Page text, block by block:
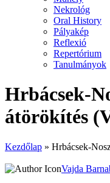
Nekrológ
Oral History
Pályakép
Reflexió
Repertórium
Tanulmányok
Hrbácsek-
átörökítés
Kezdőlap » Hrbácsek-
Vajda